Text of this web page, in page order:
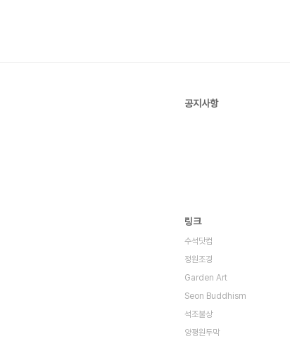
공지사항
링크
수석닷컴
정원조경
Garden Art
Seon Buddhism
석조불상
양평원두막